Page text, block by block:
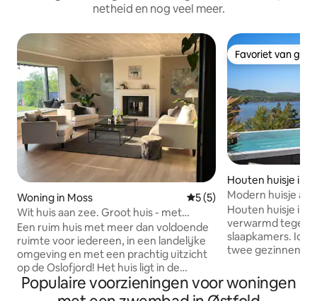
netheid en nog veel meer.
Woning in Moss Gemiddelde beoordeling
5 (5)
Wit huis aan zee. Groot huis - met
uitzicht
Een ruim huis met meer dan voldoende
ruimte voor iedereen, in een landelijke
omgeving en met een prachtig uitzicht
op de Oslofjord! Het huis ligt in de
directe omgeving van zowel bos als
meer, met toegang tot wandel- en
Favoriet van
Favoriet van
Houten huisje in
Modern huisje
zwembad
Houten huisje in
verwarmd
slaapkamers.
twee gezinnen
buitenzones.
ochtends tot 's
Populaire voorzieningen voor woningen